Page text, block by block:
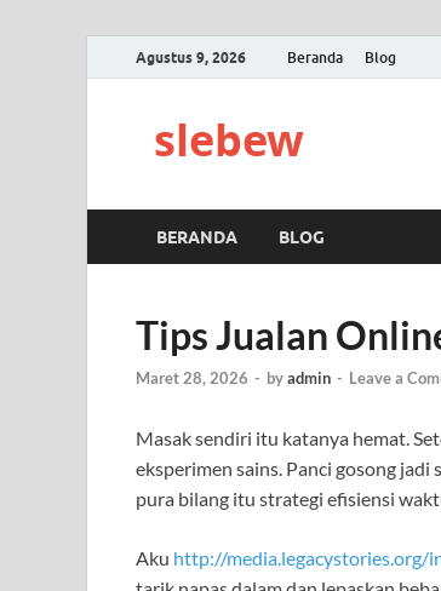
Agustus 9, 2026 Beranda Blog
slebew
BERANDA BLOG
Tips Jualan
Maret 28, 2026 - byadmin - Leave a
Masak sendiri itu katanya hemat.
eksperimen sains. Panci gosong
pura bilang itu strategi efisiensi
Aku http://media.legacystories.org/